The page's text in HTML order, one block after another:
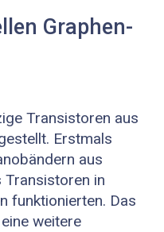
Graphen-
Transistoren aus
Erstmals
aus
Transistoren in
funktionierten. Das
weitere